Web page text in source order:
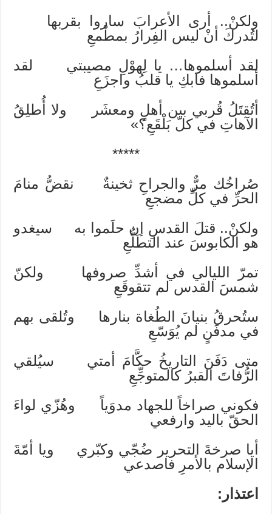
ولكنْ.. أرى الأعرابَ ساروا بقربها
لتُدركَ أنْ ليس الفِرارُ بمطْمعِ
لقد أسلموها… يا لِهوْلِ مصيبتي لقد
أسلموها فابكِ يا قلبُ واجزَعِ
أتُقتَلُ قُربي بين أهلٍ ومعشَر ولا أُطلِقُ
الآهاتِ في كلّ بَلْقَعِ؟»
*****
صُراخُك مرٌّ والجراحِ ثخينةٌ نقضُّ منامَ
الحرِّ في كلِّ مضجعِ
ولكنْ.. قتلَ القدسِ إن حلَموا به سيغدو
هو الكابوسَ عند التطَلُّعِ
تمرّ الليالي في أشدِّ صروفها ولكنّ
شمسَ القدس لم تتقوقَعِ
ستُحرقُ بنيانَ الطُغاة بنارها وتُلقى بهم
في مدفَنٍ لم يُوَسّعِ
متى دَفَنَ التاريخُ حكَّامَ أمتي سيُلقي
الرُّفاتَ القبرُ كالمتوجِّعِ
فكوني صراخاً للجهاد مدوَياً وهُزّي لواءَ
الحقّ باليد وارفعي
أيا صرخةَ التحرير ضُجّي وكبّري ويا أمّةَ
الإسلام بالأمرِ فاصدعي
اعتذار: